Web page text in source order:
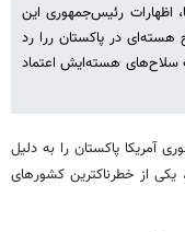
اظهارات رئیس‌جمهوری این
هسته‌ای در پاکستان ررا رد
سلاح‌های هسته‌ایش اعتماد
آمریکا پاکستان را به دلیل
از خطرناکترین کشورهای